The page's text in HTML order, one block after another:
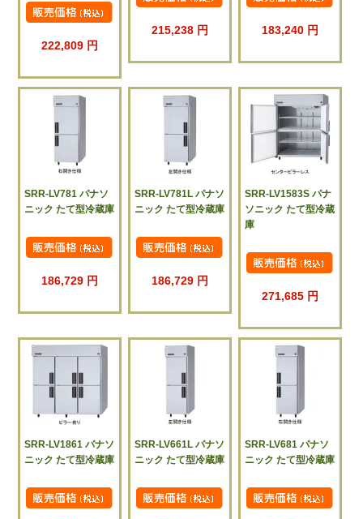
222,809 円
215,238 円 183,240 円
SRR-LV781 パナソ
ニック たて型冷蔵庫
186,729 円
SRR-LV781L パナソ
ニック たて型冷蔵庫
186,729 円
SRR-LV1583S パナ
ソニック たて型冷蔵
庫
271,685 円
SRR-LV1861 パナソ
ニック たて型冷蔵庫
SRR-LV661L パナソ
ニック たて型冷蔵庫
SRR-LV681 パナソ
ニック たて型冷蔵庫